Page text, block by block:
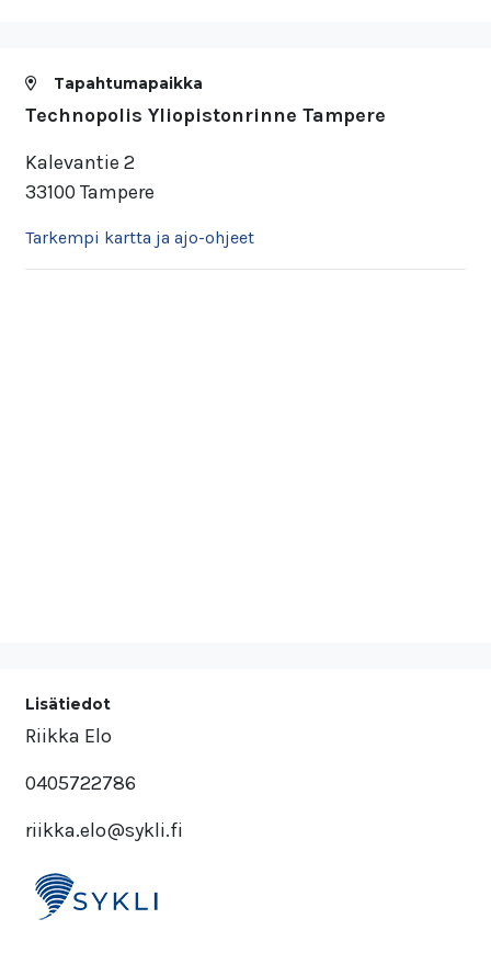
Tapahtumapaikka
Technopolis Yliopistonrinne Tampere
Kalevantie 2
33100 Tampere
Tarkempi kartta ja ajo-ohjeet
Lisätiedot
Riikka Elo
0405722786
riikka.elo@sykli.fi